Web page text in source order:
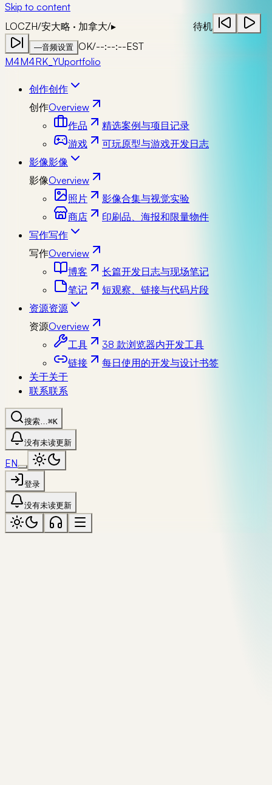
Skip to content
LOCZH/安大略 · 加拿大/▸ 待机
—音频设置 OK/--:--:--EST
M4M4RK_YUportfolio
创作创作
创作Overview
作品
精选案例与项目记录
游戏
可玩原型与游戏开发日志
影像影像
影像Overview
照片
影像合集与视觉实验
商店
印刷品、海报和限量物件
写作写作
写作Overview
博客
长篇开发日志与现场笔记
笔记
短观察、链接与代码片段
资源资源
资源Overview
工具
38 款浏览器内开发工具
链接
每日使用的开发与设计书签
关于关于
联系联系
搜索…⌘K
没有未读更新
EN
登录
没有未读更新